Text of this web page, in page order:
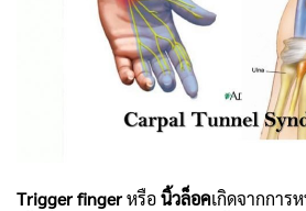
Trigger fingerหรือนิ้วล็อคเกิดจากการ